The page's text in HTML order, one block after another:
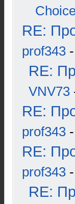
RE:
prof343
RE:
VNV73
RE:
prof343
RE:
prof343
RE: